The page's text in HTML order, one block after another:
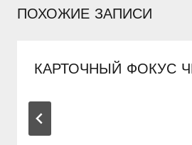
ПОХОЖИЕ ЗАПИСИ
КАРТОЧНЫЙ ФОКУС